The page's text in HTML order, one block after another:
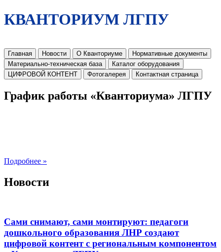
КВАНТОРИУМ ЛГПУ
Главная Новости О Кванториуме
Нормативные документы
Материально-техническая база
Каталог оборудования
ЦИФРОВОЙ КОНТЕНТ
Фотогалерея Контактная страница
График работы «Кванториума» ЛГПУ
Подробнее »
Новости
Сами снимают, сами монтируют: педагоги
дошкольного образования ЛНР создают
цифровой контент с региональным компонентом